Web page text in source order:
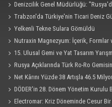
Denizcilik Genel Müdürlüğü:
Saldırısına Uğradı"
Trabzon'da Türkiye'nin Ticari Deniz
Yelkenli Tekne Sulara Gömüldü
Nutraxin Magnezyum: İçerik, Formlar
15. Ulusal Gemi ve Yat Tasarım
Uzatıldı
Rusya Açıklarında Türk Ro-Ro
Net Kârını Yüzde 38 Artışla 46.5
DÖDER'in 28. Dönem Yönetim Kurulu
Electromar: Kriz Döneminde Cesur